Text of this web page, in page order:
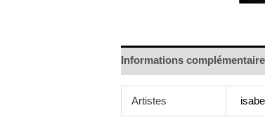
Informations
Artistes